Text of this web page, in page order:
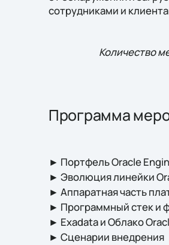
сотрудниками и
Количество
Программа
► Портфель Oracle
► Эволюция линейки
► Аппаратная часть
► Программный стек и
► Exadata и Облако
► Сценарии внедрения